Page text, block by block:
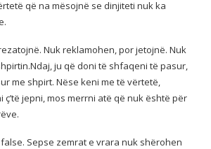
që na mësojnë se dinjiteti nuk ka
Nuk reklamohen, por jetojnë. Nuk
ju që doni të shfaqeni të pasur,
me shpirt. Nëse keni me të vërtetë,
ç’të jepni, mos merrni atë që nuk është për
Sepse zemrat e vrara nuk shërohen